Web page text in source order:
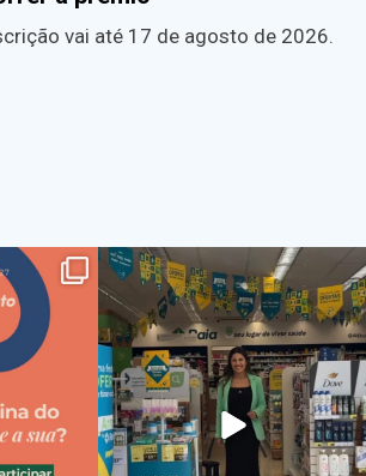
vai até 17 de agosto de 2026.